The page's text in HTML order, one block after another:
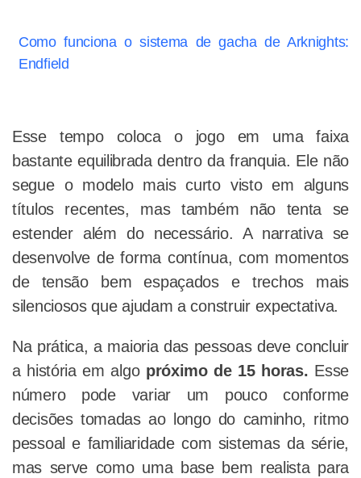
Como funciona o sistema de gacha de Arknights:
Endfield
Esse tempo coloca o jogo em uma faixa
bastante equilibrada dentro da franquia. Ele não
segue o modelo mais curto visto em alguns
títulos recentes, mas também não tenta se
estender além do necessário. A narrativa se
desenvolve de forma contínua, com momentos
de tensão bem espaçados e trechos mais
silenciosos que ajudam a construir expectativa.
Na prática, a maioria das pessoas deve concluir
a história em algopróximo de 15 horas. Esse
número pode variar um pouco conforme
decisões tomadas ao longo do caminho, ritmo
pessoal e familiaridade com sistemas da série,
mas serve como uma base bem realista para